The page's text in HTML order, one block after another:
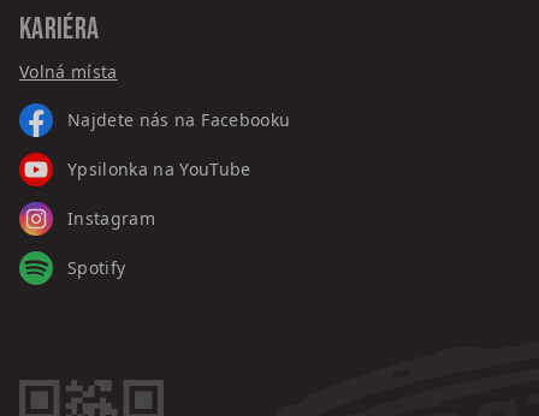
KARIÉRA
Volná místa
Najdete nás na Facebooku
Ypsilonka na YouTube
Instagram
Spotify